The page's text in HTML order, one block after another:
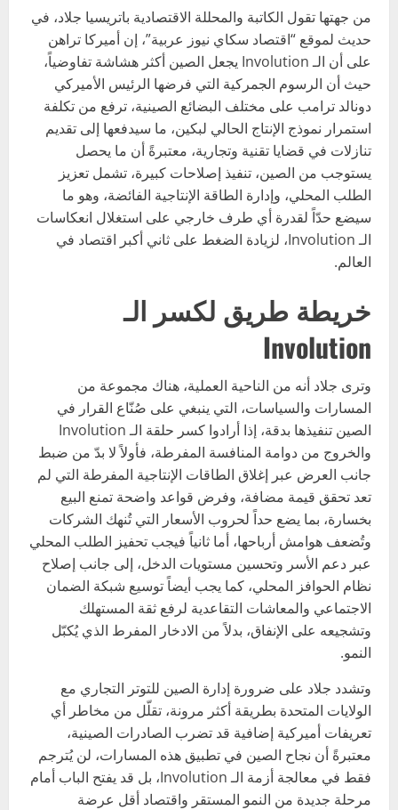
من جهتها تقول الكاتبة والمحللة الاقتصادية باتريسيا جلاد، في
حديث لموقع “اقتصاد سكاي نيوز عربية”، إن أميركا تراهن
على أن الـ Involution يجعل الصين أكثر هشاشة تفاوضياً،
حيث أن الرسوم الجمركية التي فرضها الرئيس الأميركي
دونالد ترامب على مختلف البضائع الصينية، ترفع من تكلفة
استمرار نموذج الإنتاج الحالي لبكين، ما سيدفعها إلى تقديم
تنازلات في قضايا تقنية وتجارية، معتبرةً أن ما يحصل
يستوجب من الصين، تنفيذ إصلاحات كبيرة، تشمل تعزيز
الطلب المحلي، وإدارة الطاقة الإنتاجية الفائضة، وهو ما
سيضع حدّاً لقدرة أي طرف خارجي على استغلال انعكاسات
الـ Involution، لزيادة الضغط على ثاني أكبر اقتصاد في
العالم.
خريطة طريق لكسر الـ
Involution
وترى جلاد أنه من الناحية العملية، هناك مجموعة من
المسارات والسياسات، التي ينبغي على صُنّاع القرار في
الصين تنفيذها بدقة، إذا أرادوا كسر حلقة الـ Involution
والخروج من دوامة المنافسة المفرطة، فأولاً لا بدّ من ضبط
جانب العرض عبر إغلاق الطاقات الإنتاجية المفرطة التي لم
تعد تحقق قيمة مضافة، وفرض قواعد واضحة تمنع البيع
بخسارة، بما يضع حداً لحروب الأسعار التي تُنهك الشركات
وتُضعف هوامش أرباحها، أما ثانياً فيجب تحفيز الطلب المحلي
عبر دعم الأسر وتحسين مستويات الدخل، إلى جانب إصلاح
نظام الحوافز المحلي، كما يجب أيضاً توسيع شبكة الضمان
الاجتماعي والمعاشات التقاعدية لرفع ثقة المستهلك
وتشجيعه على الإنفاق، بدلاً من الادخار المفرط الذي يُكبّل
النمو.
وتشدد جلاد على ضرورة إدارة الصين للتوتر التجاري مع
الولايات المتحدة بطريقة أكثر مرونة، تقلّل من مخاطر أي
تعريفات أميركية إضافية قد تضرب الصادرات الصينية،
معتبرةً أن نجاح الصين في تطبيق هذه المسارات، لن يُترجم
فقط في معالجة أزمة الـ Involution، بل قد يفتح الباب أمام
مرحلة جديدة من النمو المستقر واقتصاد أقل عرضة